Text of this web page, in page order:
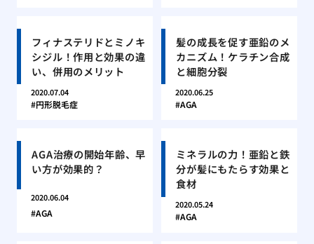
フィナステリドとミノキ
シジル！作用と効果の違
い、併用のメリット
2020.07.04
円形脱毛症
髪の成長を促す亜鉛のメ
カニズム！ケラチン合成
と細胞分裂
2020.06.25
AGA
AGA治療の開始年齢、早
い方が効果的？
2020.06.04
AGA
ミネラルの力！亜鉛と鉄
分が髪にもたらす効果と
食材
2020.05.24
AGA